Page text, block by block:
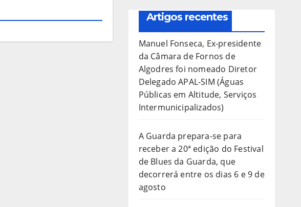
Artigos recentes
Manuel Fonseca, Ex-presidente
da Câmara de Fornos de
Algodres foi nomeado Diretor
Delegado APAL-SIM (Águas
Públicas em Altitude, Serviços
Intermunicipalizados)
A Guarda prepara-se para
receber a 20ª edição do Festival
de Blues da Guarda, que
decorrerá entre os dias 6 e 9 de
agosto